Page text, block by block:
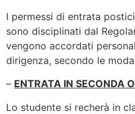
I permessi di entrata
sono disciplinati dal
vengono accordati
dirigenza, secondo le
– ENTRATA IN SECONDA
Lo studente si recherà in